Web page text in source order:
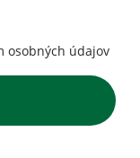
osobných údajov